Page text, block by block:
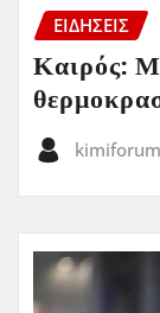
ΕΙΔΗΣΕΙΣ
Καιρός:
kimiforum